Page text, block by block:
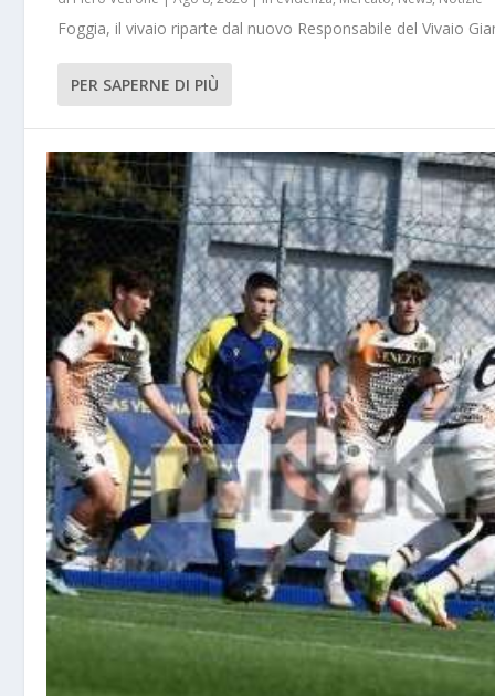
Foggia, il vivaio riparte dal nuovo Responsabile del Vivaio
PER SAPERNE DI PIÙ